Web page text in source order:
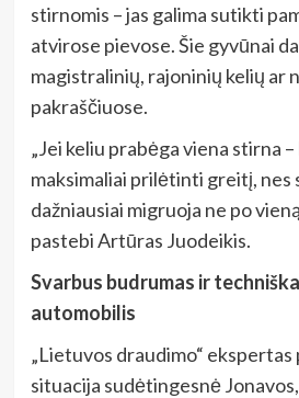
stirnomis – jas galima sutikti
atvirose pievose. Šie gyvūnai
magistralinių, rajoninių kelių ar
pakraščiuose.
„Jei keliu prabėga viena stirna
maksimaliai prilėtinti greitį, nes
dažniausiai migruoja ne po
pastebi Artūras Juodeikis.
Svarbus budrumas ir
automobilis
„Lietuvos draudimo“ ekspertas
situacija sudėtingesnė